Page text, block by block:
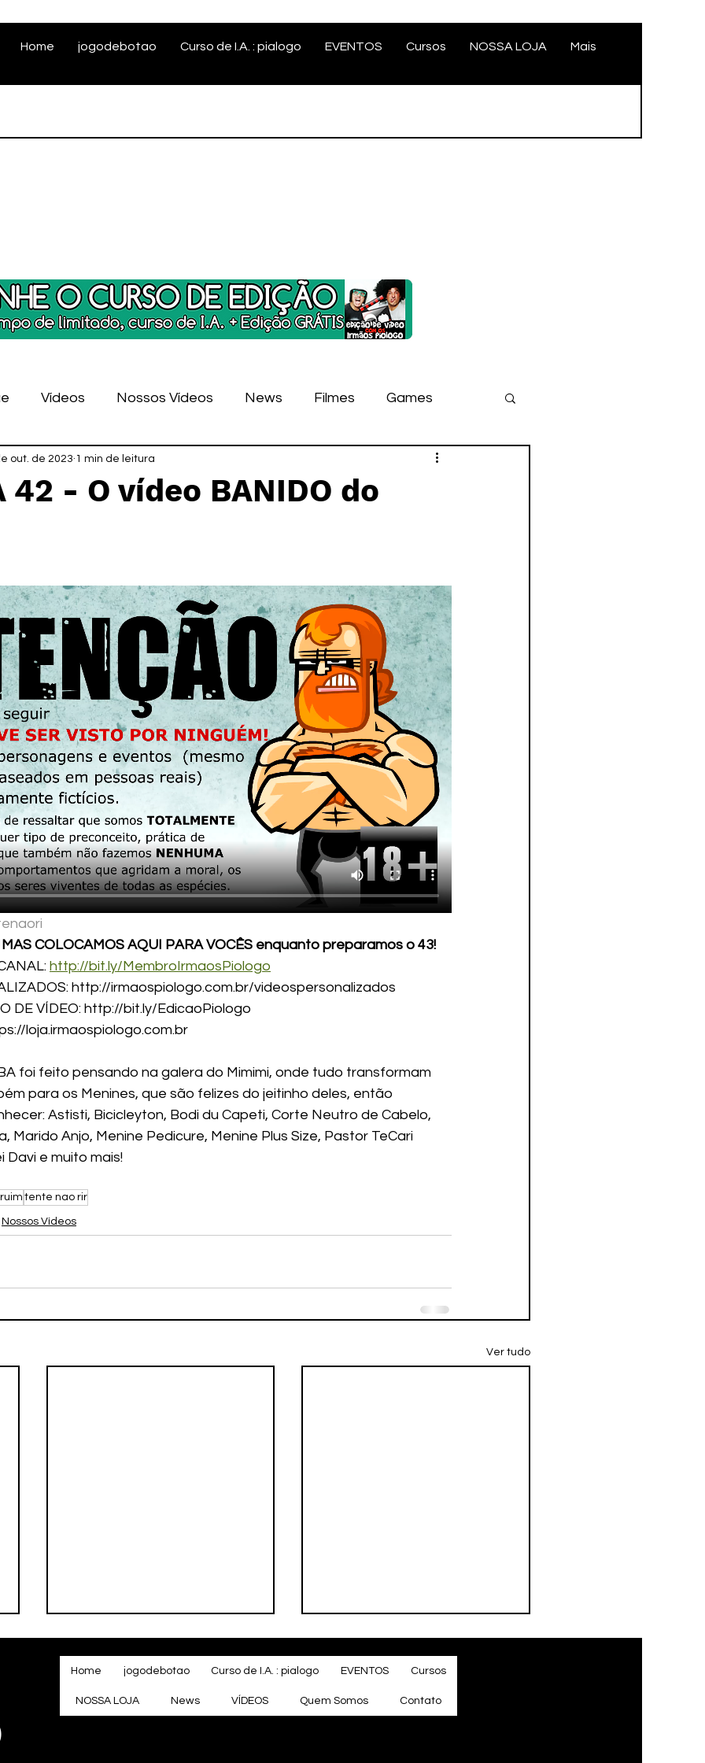
Home jogodebotao Curso de I.A. : pialogo EVENTOS Cursos NOSSA LOJA Mais
Vídeos Nossos Vídeos News Filmes Games
Tecnologia game
42 - O vídeo BANIDO do
out. de 2023 1 min de leitura
5 estrelas.
COLOCAMOS AQUI PARA VOCÊS enquanto preparamos o 43!
http://bit.ly/MembroIrmaosPiologo
http://irmaospiologo.com.br/videospersonalizados
DE VÍDEO: http://bit.ly/EdicaoPiologo
loja.irmaospiologo.com.br
para os Menines, que são felizes do jeitinho deles, então
Astisti, Bicicleyton, Bodi du Capeti, Corte Neutro de Cabelo,
Marido Anjo, Menine Pedicure, Menine Plus Size, Pastor TeCari
Davi e muito mais!
tente nao rir
Nossos Vídeos
Ver tudo
Home jogodebotao Curso de I.A. : pialogo EVENTOS Cursos
NOSSA LOJA News VÍDEOS Quem Somos Contato